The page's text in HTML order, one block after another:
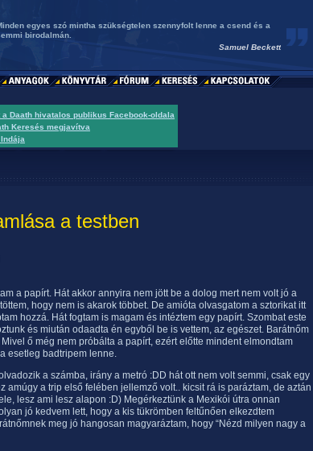
egyes szó mintha szükségtelen szennyfolt lenne a csend és a
birodalmán.
Samuel Beckett
a Daath hivatalos publikus Facebook-oldala
Keresés megjavítva
a testben
a papírt. Hát akkor annyira nem jött be a dolog mert nem volt jó a
hogy nem is akarok többet. De amióta olvasgatom a sztorikat itt
hozzá. Hát fogtam is magam és intéztem egy papírt. Szombat este
és miután odaadta én egyből be is vettem, az egészet. Barátnőm
ő még nem próbálta a papírt, ezért előtte mindent elmondtam
esetleg badtripem lenne.
a számba, irány a metró :DD hát ott nem volt semmi, csak egy
amúgy a trip első felében jellemző volt.. kicsit rá is paráztam, de aztán
lesz ami lesz alapon :D) Megérkeztünk a Mexikói útra onnan
jó kedvem lett, hogy a kis tükrömben feltűnően elkezdtem
meg jó hangosan magyaráztam, hogy “Nézd milyen nagy a